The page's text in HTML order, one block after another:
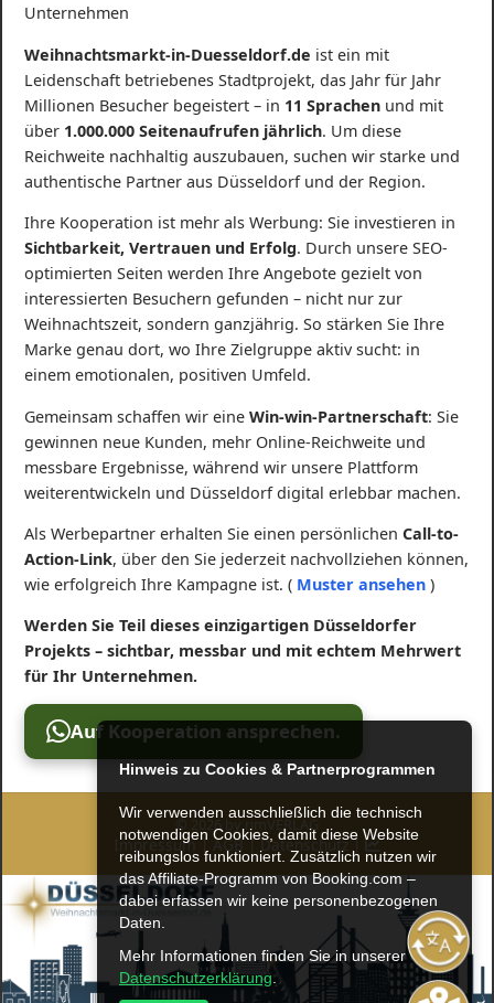
Unternehmen
Weihnachtsmarkt-in-Duesseldorf.de ist ein mit
Leidenschaft betriebenes Stadtprojekt, das Jahr für Jahr
Millionen Besucher begeistert – in 11 Sprachen und mit
über 1.000.000 Seitenaufrufen jährlich. Um diese
Reichweite nachhaltig auszubauen, suchen wir starke und
authentische Partner aus Düsseldorf und der Region.
Ihre Kooperation ist mehr als Werbung: Sie investieren in
Sichtbarkeit, Vertrauen und Erfolg. Durch unsere SEO-
optimierten Seiten werden Ihre Angebote gezielt von
interessierten Besuchern gefunden – nicht nur zur
Weihnachtszeit, sondern ganzjährig. So stärken Sie Ihre
Marke genau dort, wo Ihre Zielgruppe aktiv sucht: in
einem emotionalen, positiven Umfeld.
Gemeinsam schaffen wir eine Win-win-Partnerschaft: Sie
gewinnen neue Kunden, mehr Online-Reichweite und
messbare Ergebnisse, während wir unsere Plattform
weiterentwickeln und Düsseldorf digital erlebbar machen.
Als Werbepartner erhalten Sie einen persönlichen Call-to-
Action-Link, über den Sie jederzeit nachvollziehen können,
wie erfolgreich Ihre Kampagne ist. ( Muster ansehen )
Werden Sie Teil dieses einzigartigen Düsseldorfer
Projekts – sichtbar, messbar und mit echtem Mehrwert
für Ihr Unternehmen.
Auf Kooperation ansprechen.
© 2026 by rimVERLAG
Impressum| AGB|Datenschutz|
Hinweis zu Cookies & Partnerprogrammen
Wir verwenden ausschließlich die technisch
notwendigen Cookies, damit diese Website
reibungslos funktioniert. Zusätzlich nutzen wir
das Affiliate-Programm von Booking.com –
dabei erfassen wir keine personenbezogenen
Daten.
Mehr Informationen finden Sie in unserer
Datenschutzerklärung.